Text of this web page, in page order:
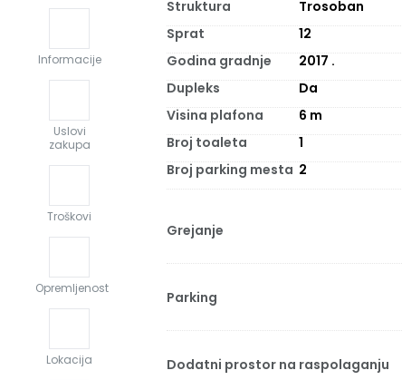
Informacije
Uslovi
zakupa
Troškovi
Opremljenost
Lokacija
Struktura Trosoban
Sprat
12
Godina gradnje
2017 .
Dupleks
Da
Visina plafona
6 m
Broj toaleta
1
Broj parking mesta 2
Grejanje
Parking
Dodatni prostor na raspolaganju